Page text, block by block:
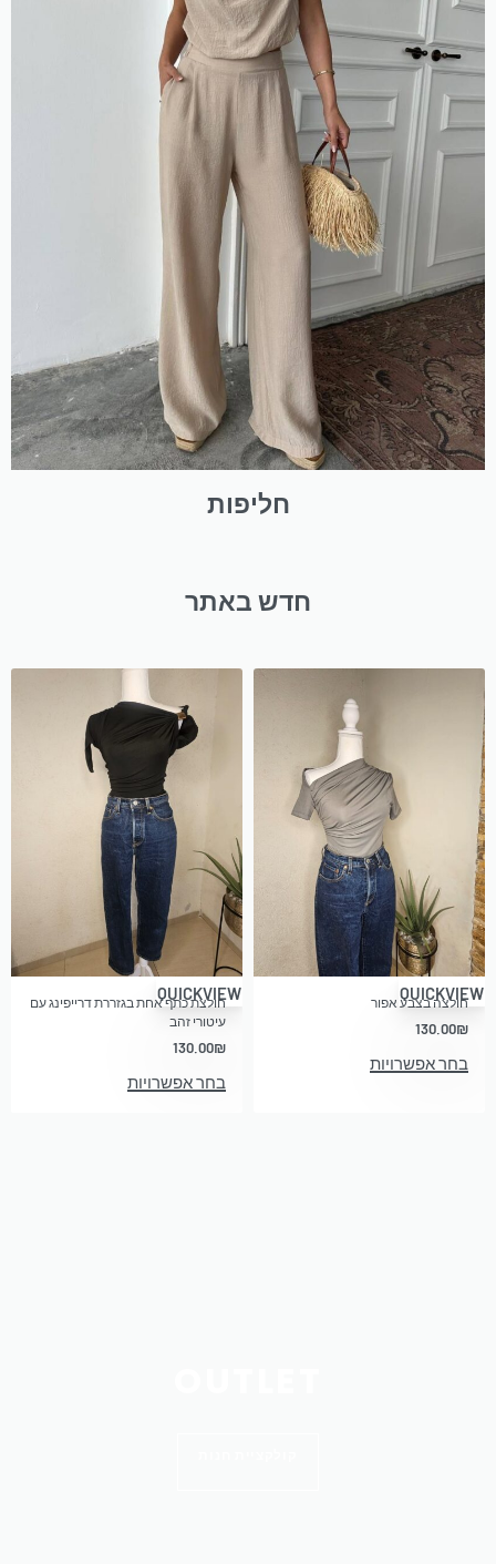
חליפות
חדש באתר
QUICKVIEW
חולצה בצבע אפור
130.00₪
בחר אפשרויות
QUICKVIEW
חולצת כתף אחת בגזררת דרייפינג עם
עיטורי זהב
130.00₪
בחר אפשרויות